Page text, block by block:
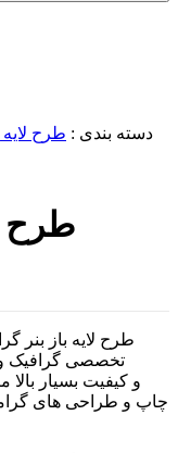
دسته بندی : طرح
طرح
طرح لایه باز بنر
تخصصی گرافیک و
چاپ و طراحی های